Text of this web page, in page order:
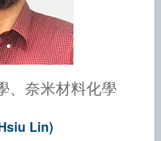
、奈米材料化學
Lin)